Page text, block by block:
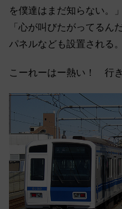
を僕達はまだ知らない。」
「心が叫びたがってるん
パネルなども設置される。
こーれーはー熱い！ 行